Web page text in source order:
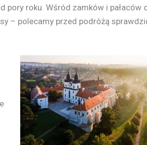
pory roku. Wśród zamków i pałaców
– polecamy przed podróżą